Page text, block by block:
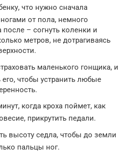
что нужно сначала
от пола, немного
после – согнуть коленки и
метров, не дотрагиваясь
маленького гонщика, и
его, чтобы устранить любые
когда кроха поймет, как
прикрутить педали.
высоту седла, чтобы до земли
пальцы ног.